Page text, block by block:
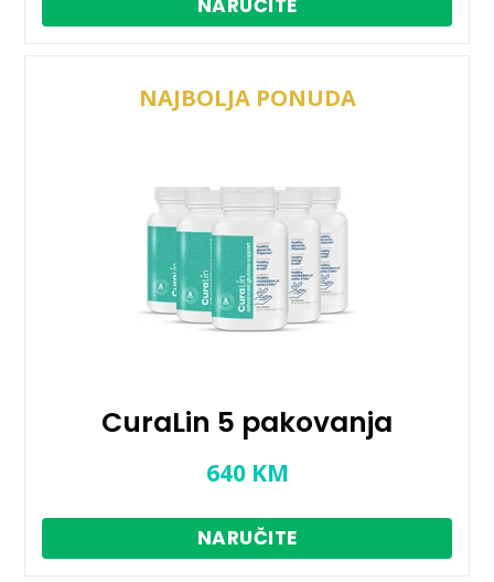
NARUČITE
NAJBOLJA PONUDA
CuraLin 5 pakovanja
640 KM
NARUČITE